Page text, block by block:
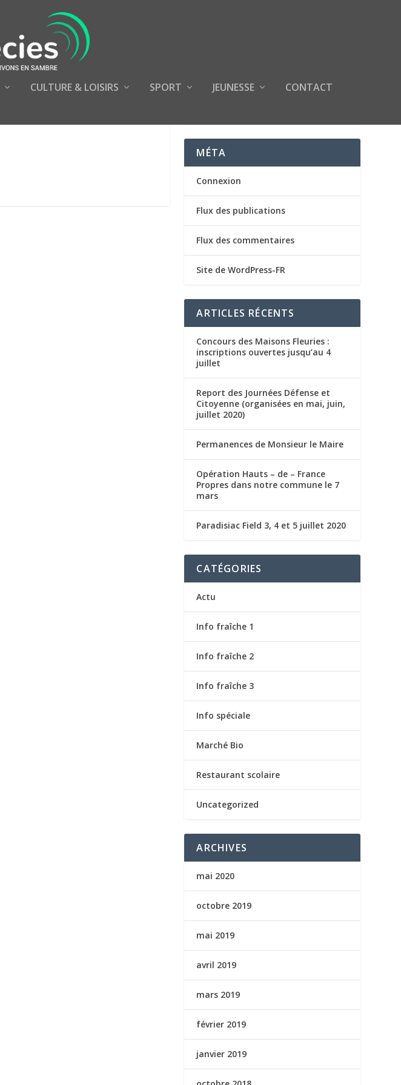
CULTURE & LOISIRS SPORT JEUNESSE CONTACT
MÉTA
Connexion
Flux des publications
Flux des commentaires
Site de WordPress-FR
ARTICLES RÉCENTS
Concours des Maisons Fleuries :
inscriptions ouvertes jusqu’au 4
juillet
Report des Journées Défense et
Citoyenne (organisées en mai, juin,
juillet 2020)
Permanences de Monsieur le Maire
Opération Hauts – de – France
Propres dans notre commune le 7
mars
Paradisiac Field 3, 4 et 5 juillet 2020
CATÉGORIES
Actu
Info fraîche 1
Info fraîche 2
Info fraîche 3
Info spéciale
Marché Bio
Restaurant scolaire
Uncategorized
ARCHIVES
mai 2020
octobre 2019
mai 2019
avril 2019
mars 2019
février 2019
janvier 2019